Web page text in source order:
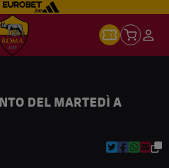
DEL MARTEDÌ A